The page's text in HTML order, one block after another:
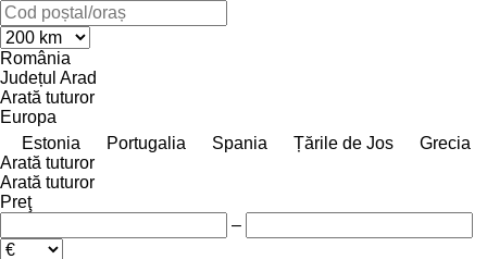
România
Județul Arad
Arată tuturor
Europa
Estonia
Portugalia Spania Țările de Jos
Grecia
Arată tuturor
Arată tuturor
Preţ
–